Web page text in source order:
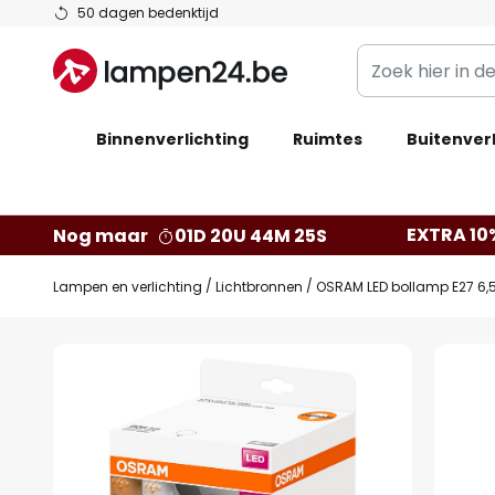
50 dagen bedenktijd
Ga
de
inhoud
Zoek
hier
de
Binnenverlichting Ruimtes
Nog maar 01D 20U 44M 24S EXTRA
Lampen en verlichting Lichtbronnen OSRAM LED bollamp E27